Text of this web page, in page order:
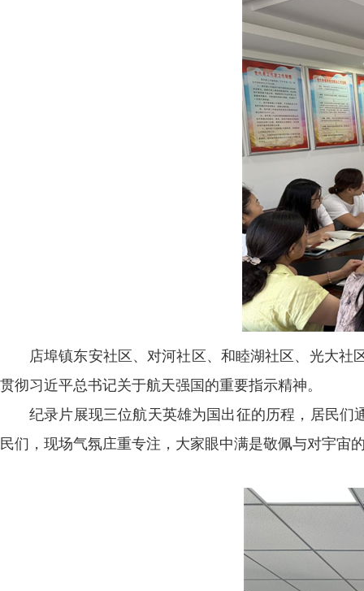
店埠镇东安社区、对河社区、和睦湖社区、光大社
贯彻习近平总书记关于航天强国的重要指示精神。
纪录片展现三位航天英雄为国出征的历程，居民
民们，现场气氛庄重专注，大家眼中满是敬佩与对宇宙